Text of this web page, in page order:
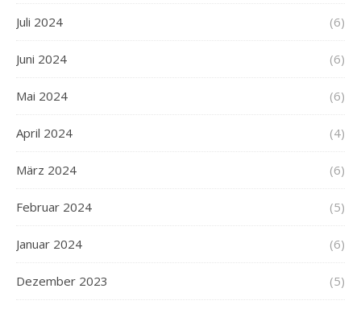
Juli 2024 (6)
Juni 2024 (6)
Mai 2024 (6)
April 2024 (4)
März 2024 (6)
Februar 2024 (5)
Januar 2024 (6)
Dezember 2023 (5)